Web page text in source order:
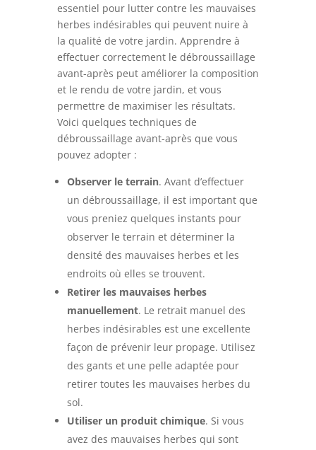
essentiel pour lutter contre les mauvaises
herbes indésirables qui peuvent nuire à
la qualité de votre jardin. Apprendre à
effectuer correctement le débroussaillage
avant-après peut améliorer la composition
et le rendu de votre jardin, et vous
permettre de maximiser les résultats.
Voici quelques techniques de
débroussaillage avant-après que vous
pouvez adopter :
Observer le terrain. Avant d’effectuer
un débroussaillage, il est important que
vous preniez quelques instants pour
observer le terrain et déterminer la
densité des mauvaises herbes et les
endroits où elles se trouvent.
Retirer les mauvaises herbes
manuellement. Le retrait manuel des
herbes indésirables est une excellente
façon de prévenir leur propage. Utilisez
des gants et une pelle adaptée pour
retirer toutes les mauvaises herbes du
sol.
Utiliser un produit chimique. Si vous
avez des mauvaises herbes qui sont